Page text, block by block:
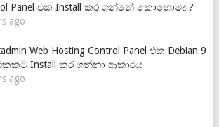
Panel එක Install කර ගන්නේ කොහොමද ?
ago
Web Hosting Control Panel එක Debian 9
Install කර ගන්නා ආකාරය
ago